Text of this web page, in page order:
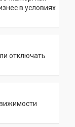
в условиях
отключать